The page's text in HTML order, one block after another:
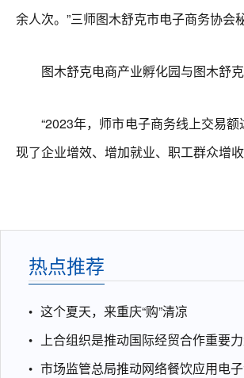
余人次。”三师图木舒克市电子商务协会
图木舒克电商产业孵化园与图木舒克
“2023年，师市电子商务线上交易额
现了企业增效、增加就业、职工群众增收
热点推荐
这个夏天，来重庆“购”清凉
上合组织是推动国际经贸合作重要
市场监管总局推动网络餐饮应用电